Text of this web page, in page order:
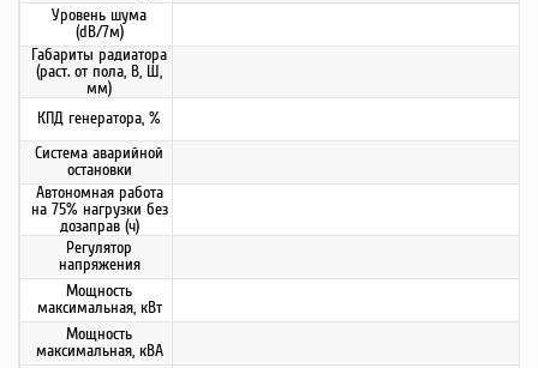
Уровень шума
(dB/7м)
Габариты радиатора
(раст. от пола, В, Ш,
мм)
КПД генератора, %
Система аварийной
остановки
Автономная работа
на 75% нагрузки без
дозаправ (ч)
Регулятор
напряжения
Мощность
максимальная, кВт
Мощность
максимальная, кВА